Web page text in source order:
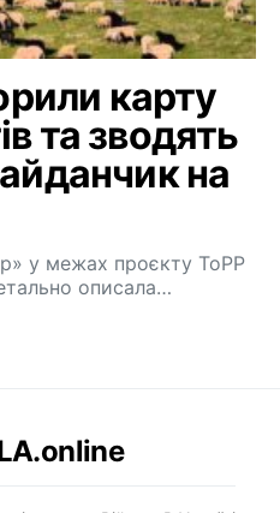
карту
та зводять
на
у межах проєкту ToPP
описала…